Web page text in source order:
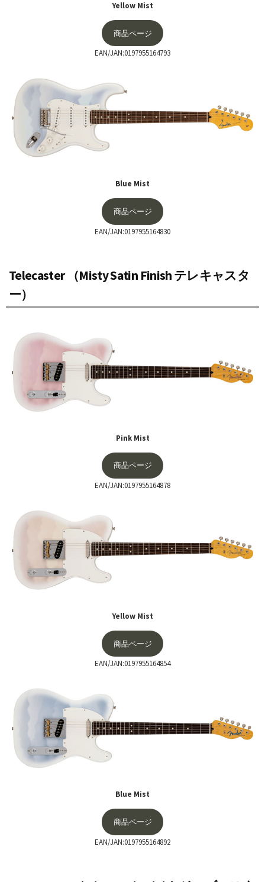
Yellow Mist
商品ページ
EAN/JAN:0197955164793
Blue Mist
商品ページ
EAN/JAN:0197955164830
Telecaster （Misty Satin Finish テレキャスタ
ー）
Pink Mist
商品ページ
EAN/JAN:0197955164878
Yellow Mist
商品ページ
EAN/JAN:0197955164854
Blue Mist
商品ページ
EAN/JAN:0197955164892